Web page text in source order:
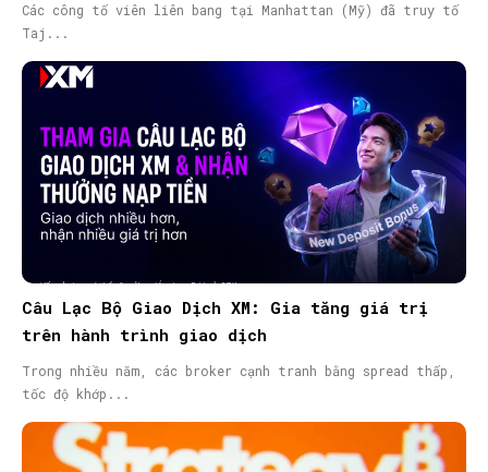
Các công tố viên liên bang tại Manhattan (Mỹ) đã truy tố
Taj...
Câu Lạc Bộ Giao Dịch XM: Gia tăng giá trị
trên hành trình giao dịch
Trong nhiều năm, các broker cạnh tranh bằng spread thấp,
tốc độ khớp...